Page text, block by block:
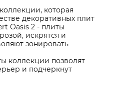
которая
декоративных плит
Oasis 2 - плиты
искрятся и
зонировать
коллекции позволят
и подчеркнут